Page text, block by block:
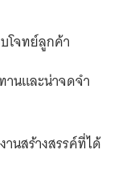
โจทย์ลูกค้า
นและน่าจดจำ
นสร้างสรรค์ที่ได้